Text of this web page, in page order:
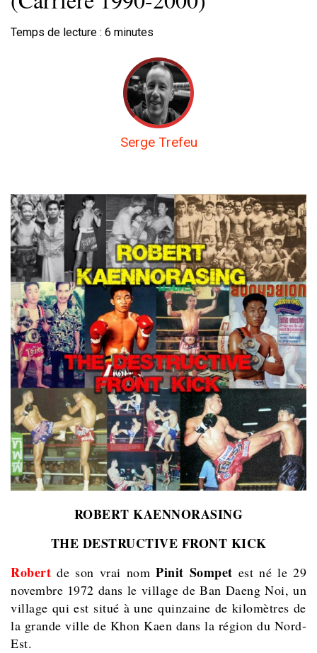
Temps de lecture : 6 minutes
Serge Trefeu
ROBERT KAENNORASING
THE DESTRUCTIVE FRONT KICK
Robert de son vrai nom Pinit Sompet est né le 29
novembre 1972 dans le village de Ban Daeng Noi, un
village qui est situé à une quinzaine de kilomètres de
la grande ville de Khon Kaen dans la région du Nord-
Est.